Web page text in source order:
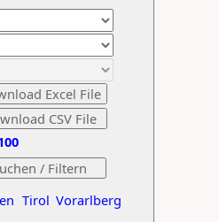
Tirol Vorarlberg